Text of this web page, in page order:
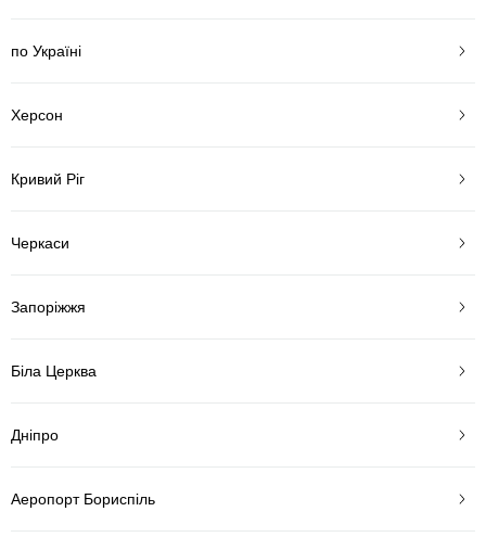
по Україні
Херсон
Кривий Ріг
Черкаси
Запоріжжя
Біла Церква
Дніпро
Аеропорт Бориспіль